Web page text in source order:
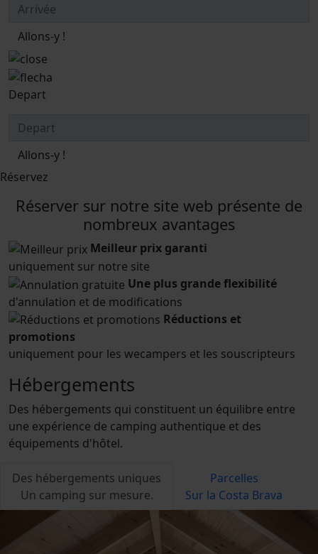
Allons-y !
Depart
Allons-y !
Réservez
Réserver sur notre site web présente de
nombreux avantages
Meilleur prix garanti
uniquement sur notre site
Une plus grande flexibilité
d'annulation et de modifications
Réductions et
promotions
uniquement pour les wecampers et les souscripteurs
Hébergements
Des hébergements qui constituent un équilibre entre
une expérience de camping authentique et des
équipements d'hôtel.
Des hébergements uniques
Un camping sur mesure.
Parcelles
Sur la Costa Brava